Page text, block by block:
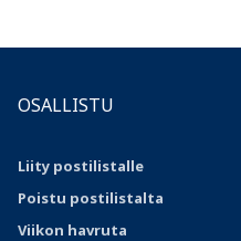
OSALLISTU
Liity postilistalle
Poistu postilistalta
Viikon havruta